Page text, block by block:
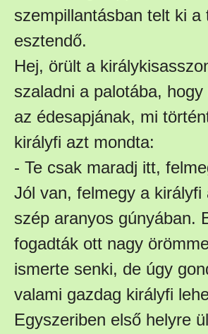
szempillantásban telt ki a
esztendő.
Hej, örült a
szaladni a palotába,
az édesapjának, mi
királyfi azt mondta:
- Te csak maradj itt,
Jól van, felmegy a királyfi
szép aranyos gúnyában.
fogadták ott nagy
ismerte senki, de úgy
valami gazdag királyfi
Egyszeriben első helyre